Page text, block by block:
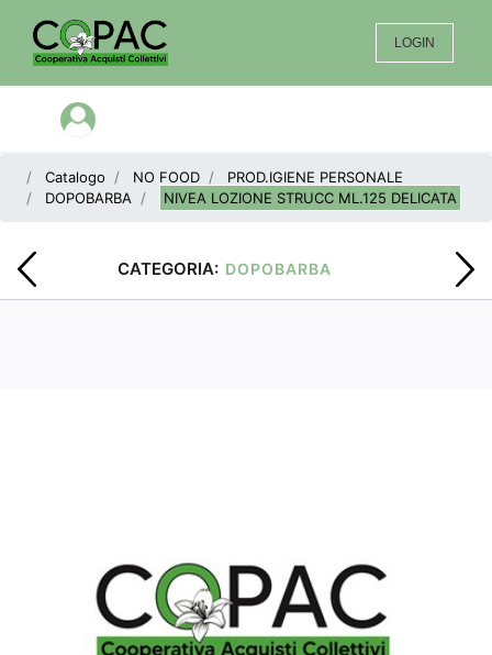
LOGIN
Open menu
Catalogo NO FOOD
PROD.IGIENE PERSONALE
DOPOBARBA
NIVEA LOZIONE STRUCC ML.125 DELICATA
CATEGORIA: DOPOBARBA